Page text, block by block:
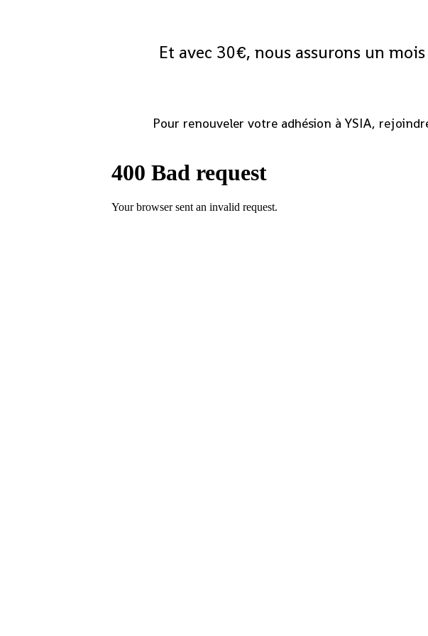
Et avec 30€, nous assurons un
Pour renouveler votre adhésion à YSIA,